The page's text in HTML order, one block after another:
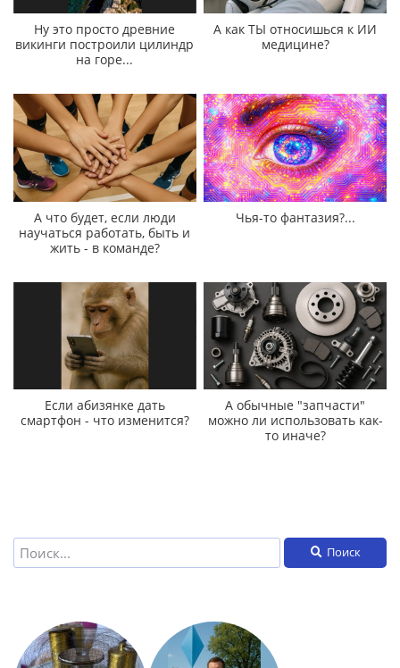
Ну это просто древние
викинги построили цилиндр
на горе...
А как ТЫ относишься к ИИ
медицине?
А что будет, если люди
научаться работать, быть и
жить - в команде?
Чья-то фантазия?...
Если абизянке дать
смартфон - что изменится?
А обычные "запчасти"
можно ли использовать как-
то иначе?
Поиск